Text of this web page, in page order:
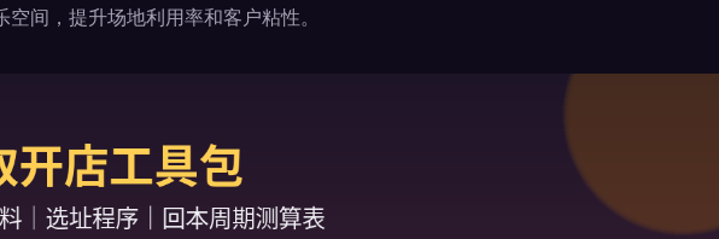
间，提升场地利用率和客户粘性。